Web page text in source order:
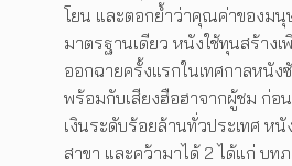
โยน และตอกย้ำว่าคุณค่าของม
มาตรฐานเดียว หนังใช้ทุนสร้าง
ออกฉายครั้งแรกในเทศกาลหนั
พร้อมกับเสียงฮือฮาจากผู้ชม ก่อ
เงินระดับร้อยล้านทั่วประเทศ หนั
สาขา และคว้ามาได้ 2 ได้แก่ บท